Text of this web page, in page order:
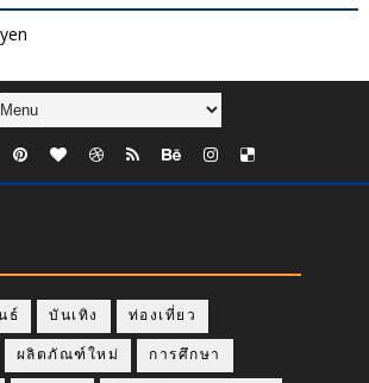
ธ์ บันเทิง ท่องเที่ยว
ผลิตภัณฑ์ใหม่ การศึกษา